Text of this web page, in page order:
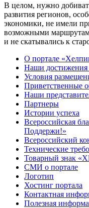
В целом, нужно
развития регионов,
экономики, не имели
возможными
и не скатывались к
О портале
Наши достижения
Условия
Приветственные
Наши
Партнеры
Истории успеха
Всероссийская
Поддержи!»
Всероссийский
Технические
Товарный знак
СМИ о портале
Логотип
Хостинг портала
Контактная
Полезная